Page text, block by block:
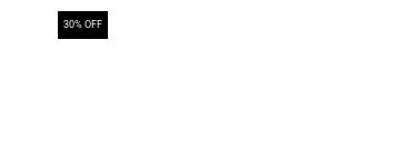
30% OFF